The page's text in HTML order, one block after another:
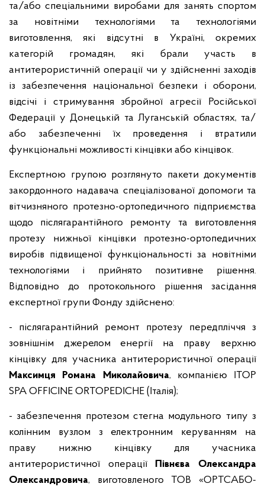
та/або спеціальними виробами для занять спортом
за новітніми технологіями та технологіями
виготовлення, які відсутні в Україні, окремих
категорій громадян, які брали участь в
антитерористичній операції чи у здійсненні заходів
із забезпечення національної безпеки і оборони,
відсічі і стримування збройної агресії Російської
Федерації у Донецькій та Луганській областях, та/
або забезпеченні їх проведення і втратили
функціональні можливості кінцівки або кінцівок.
Експертною групою розглянуто пакети документів
закордонного надавача спеціалізованої допомоги та
вітчизняного протезно-ортопедичного підприємства
щодо післягарантійного ремонту та виготовлення
протезу нижньої кінцівки протезно-ортопедичних
виробів підвищеної функціональності за новітніми
технологіями і прийнято позитивне рішення.
Відповідно до протокольного рішення засідання
експертної групи Фонду здійснено:
- післягарантійний ремонт протезу передпліччя з
зовнішнім джерелом енергії на праву верхню
кінцівку для учасника антитерористичної операції
Максимця Романа Миколайовича, компанією ITOP
SPA OFFICINE ORTOPEDICHE (Італія);
- забезпечення протезом стегна модульного типу з
колінним вузлом з електронним керуванням на
праву нижню кінцівку для учасника
антитерористичної операції Півнєва Олександра
Олександровича, виготовленого ТОВ «ОРТСАБО-